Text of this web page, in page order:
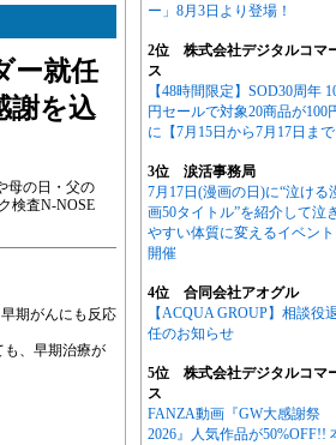
ー就任
謝を込
母の日・父の
検査N-NOSE
期がんにも反応
も、早期治療が
ー」8月3日より登場！
2位 株式会社デジタルコマ
ス
【48時間限定】SOD30周年
円セールで対象20商品が100
に【7月15日から7月17日まで
3位 涙活事務局
7月17日(漫画の日)に“泣ける
画50タイトル”を紹介して泣
やすい体質に変えるイベン
開催
4位 合同会社アオグル
【ACQUA GROUP】相談役
任のお知らせ
5位 株式会社デジタルコマ
ス
FANZA動画『GW大感謝祭
2026』人気作品が50%OFF!!